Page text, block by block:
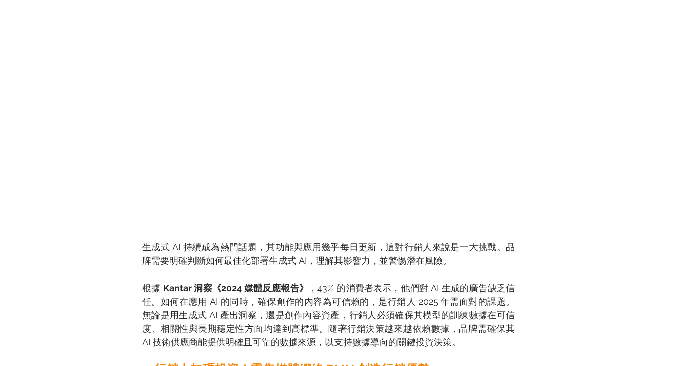
生成式 AI 持續成為熱門話題，其功能與應用幾乎每日更新，這對行銷人來說是一大挑戰。品
牌需要明確判斷如何最佳化部署生成式 AI，理解其影響力，並警惕潛在風險。
根據 Kantar 洞察《2024 媒體反應報告》
，43% 的消費者表示，他們對 AI 生成的廣告缺乏信
任。如何在應用 AI 的同時，確保創作的內容為可信賴的，是行銷人 2025 年需面對的課題。
無論是用生成式 AI 產出洞察，還是創作內容資產，行銷人必須確保其模型的訓練數據在可信
度、相關性與長期穩定性方面均達到高標準。隨著行銷決策越來越依賴數據，品牌需確保其
AI 技術供應商能提供明確且可靠的數據來源，以支持數據導向的關鍵投資決策。